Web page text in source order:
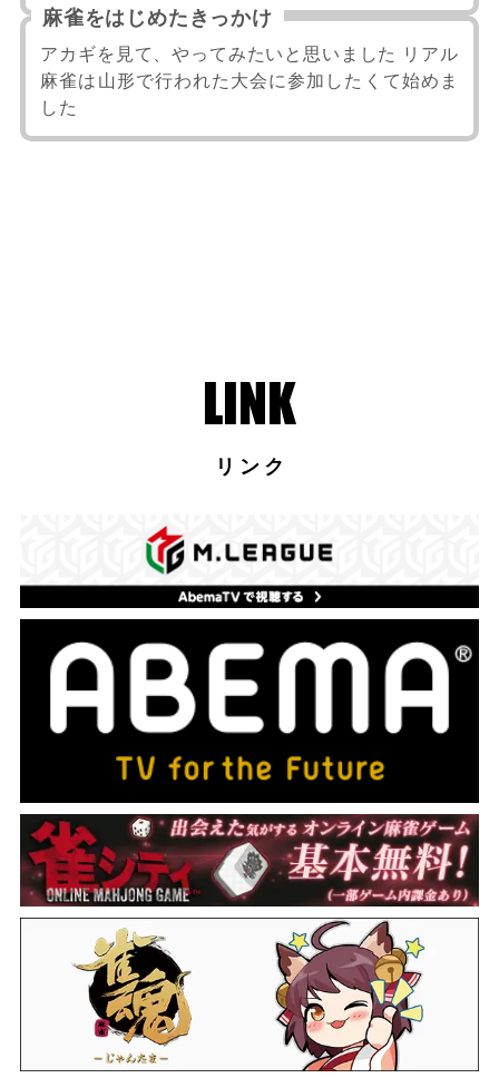
麻雀をはじめたきっかけ
アカギを見て、やってみたいと思いました リアル
麻雀は山形で行われた大会に参加したくて始めま
した
リンク